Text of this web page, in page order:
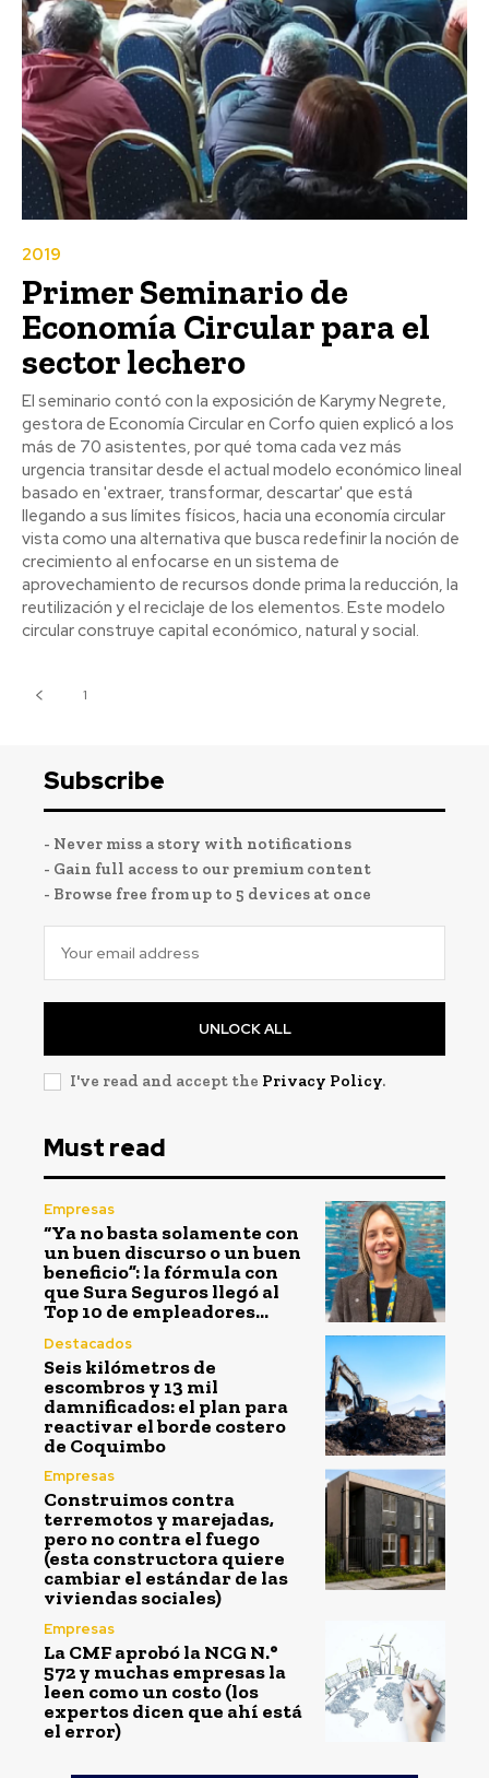
2019
Primer Seminario de
Economía Circular para el
sector lechero
El seminario contó con la exposición de Karymy Negrete,
gestora de Economía Circular en Corfo quien explicó a los
más de 70 asistentes, por qué toma cada vez más
urgencia transitar desde el actual modelo económico lineal
basado en 'extraer, transformar, descartar' que está
llegando a sus límites físicos, hacia una economía circular
vista como una alternativa que busca redefinir la noción de
crecimiento al enfocarse en un sistema de
aprovechamiento de recursos donde prima la reducción, la
reutilización y el reciclaje de los elementos. Este modelo
circular construye capital económico, natural y social.
1
Subscribe
- Never miss a story with notifications
- Gain full access to our premium content
- Browse free from up to 5 devices at once
UNLOCK ALL
I've read and accept the Privacy Policy.
Must read
Empresas
“Ya no basta solamente con
un buen discurso o un buen
beneficio”: la fórmula con
que Sura Seguros llegó al
Top 10 de empleadores...
Destacados
Seis kilómetros de
escombros y 13 mil
damnificados: el plan para
reactivar el borde costero
de Coquimbo
Empresas
Construimos contra
terremotos y marejadas,
pero no contra el fuego
(esta constructora quiere
cambiar el estándar de las
viviendas sociales)
Empresas
La CMF aprobó la NCG N.°
572 y muchas empresas la
leen como un costo (los
expertos dicen que ahí está
el error)